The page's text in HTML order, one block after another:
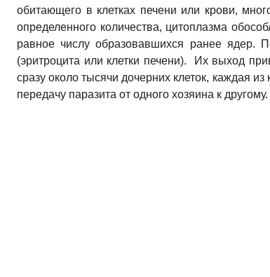
обитающего в клетках печени или крови,
определенного количества, цитоплазма
равное числу образовавшихся ранее ядер.
(эритроцита или клетки печени). Их выход
сразу около тысячи дочерних клеток, каждая
передачу паразита от одного хозяина к